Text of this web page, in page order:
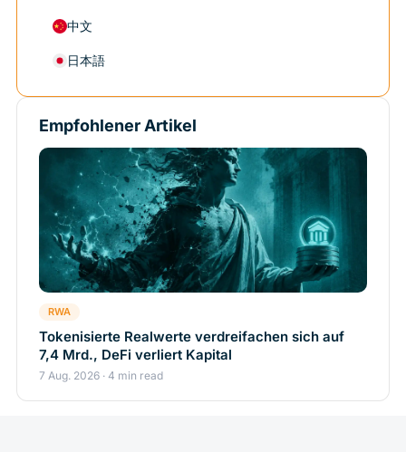
中文
日本語
Empfohlener Artikel
RWA
Tokenisierte Realwerte verdreifachen sich auf
7,4 Mrd., DeFi verliert Kapital
7 Aug. 2026 · 4 min read